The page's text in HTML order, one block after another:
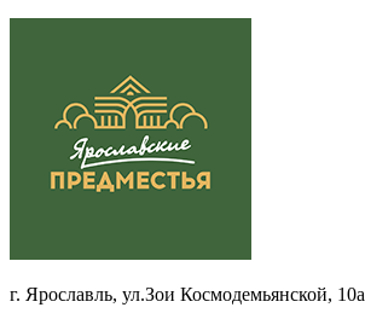
г. Ярославль, ул.Зои Космодемьянской, 10а